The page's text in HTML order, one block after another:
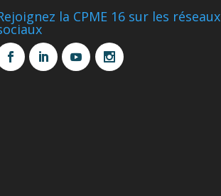
la CPME 16 sur les réseaux